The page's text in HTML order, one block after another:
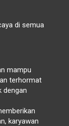
di semua
mampu
terhormat
dengan
karyawan